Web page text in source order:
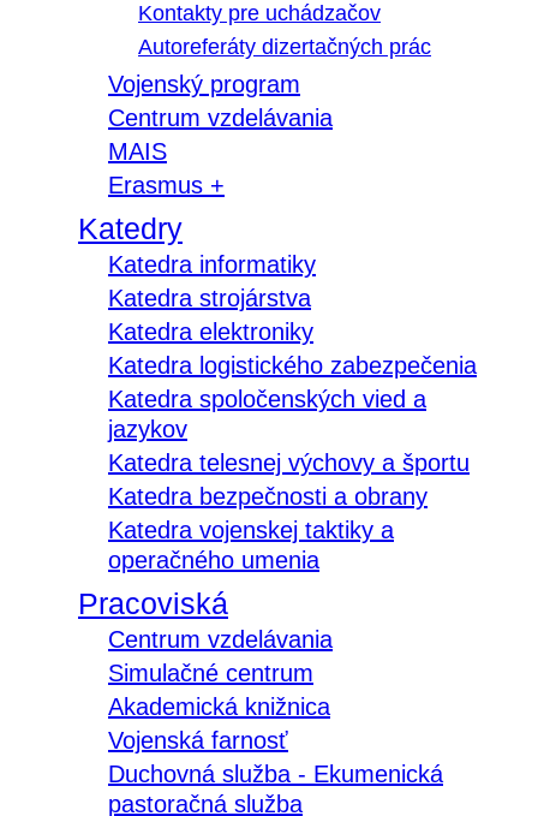
Kontakty pre uchádzačov
Autoreferáty dizertačných prác
Vojenský program
Centrum vzdelávania
MAIS
Erasmus +
Katedry
Katedra informatiky
Katedra strojárstva
Katedra elektroniky
Katedra logistického zabezpečenia
Katedra spoločenských vied a
jazykov
Katedra telesnej výchovy a športu
Katedra bezpečnosti a obrany
Katedra vojenskej taktiky a
operačného umenia
Pracoviská
Centrum vzdelávania
Simulačné centrum
Akademická knižnica
Vojenská farnosť
Duchovná služba - Ekumenická
pastoračná služba